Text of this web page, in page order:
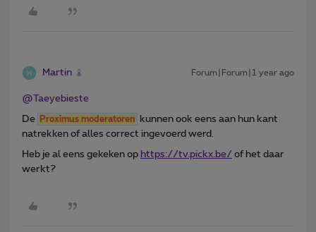
Martin Forum|Forum|1 year ago
@Taeyebieste
De Proximus moderatoren
kunnen ook eens aan hun kant
natrekken of alles correct ingevoerd werd.
Heb je al eens gekeken op https://tv.pickx.be/ of het daar
werkt?